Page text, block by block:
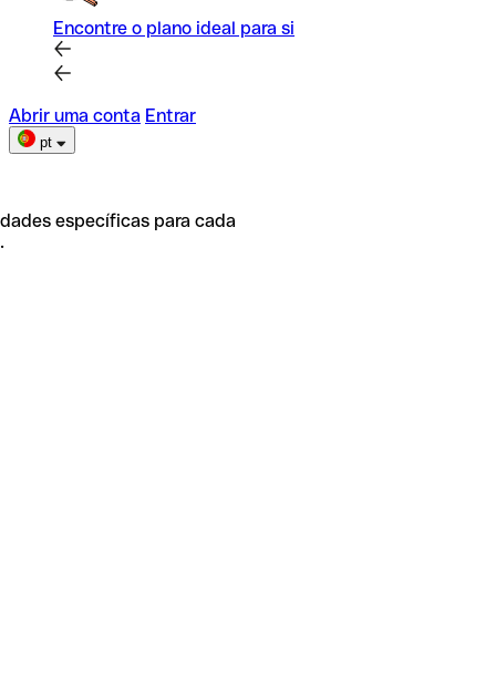
Encontre o plano ideal para si
Abrir uma conta Entrar
pt
específicas para cada